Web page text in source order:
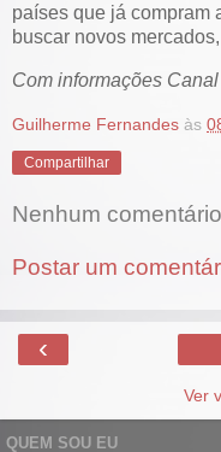
países que já compram
buscar novos
Com informações
Guilherme Fernandes às
Compartilhar
Nenhum
Postar um
‹
Ver
QUEM SOU EU